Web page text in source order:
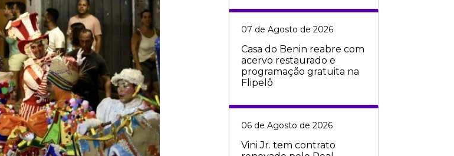
07 de Agosto de 2026
Casa do Benin reabre com
acervo restaurado e
programação gratuita na
Flipelô
06 de Agosto de 2026
Vini Jr. tem contrato